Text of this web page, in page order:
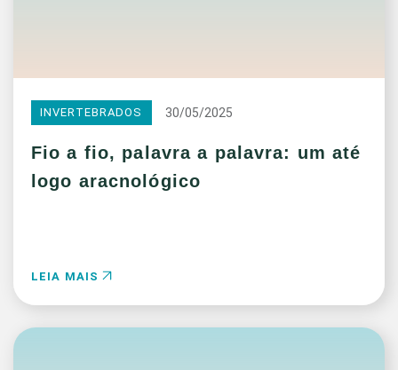
INVERTEBRADOS 30/05/2025
Fio a fio, palavra a palavra: um até
logo aracnológico
LEIA MAIS